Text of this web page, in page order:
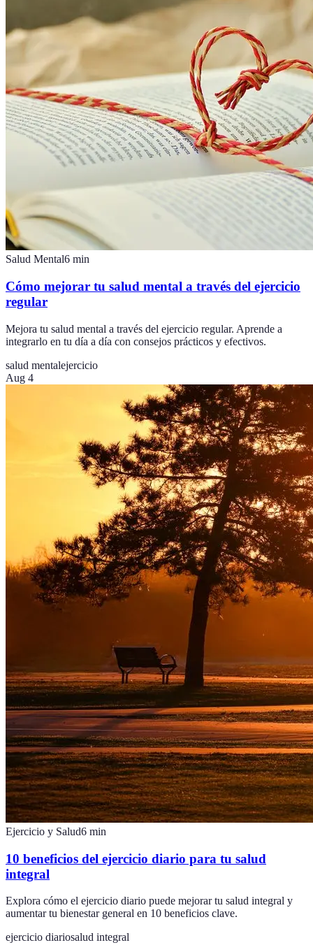
Salud Mental6 min
Cómo mejorar tu salud mental a través del ejercicio
regular
Mejora tu salud mental a través del ejercicio regular. Aprende a
integrarlo en tu día a día con consejos prácticos y efectivos.
salud mentalejercicio
Aug 4
Ejercicio y Salud6 min
10 beneficios del ejercicio diario para tu salud
integral
Explora cómo el ejercicio diario puede mejorar tu salud integral y
aumentar tu bienestar general en 10 beneficios clave.
ejercicio diariosalud integral